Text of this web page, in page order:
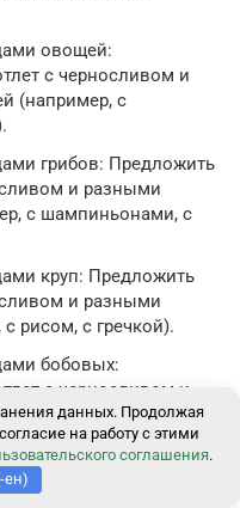
овощей:
с черносливом и
(например, с
грибов: Предложить
и разными
с шампиньонами, с
круп: Предложить
и разными
рисом, с гречкой).
бобовых:
с черносливом и
(например, с
соусов: Предложить
данных. Продолжая
на работу с этими
соглашения.
ен)